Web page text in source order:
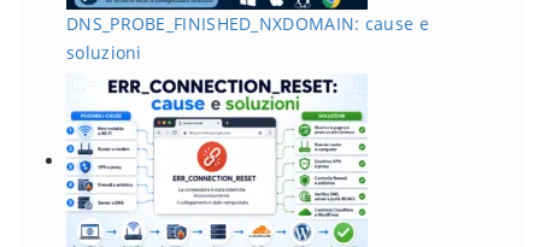
DNS_PROBE_FINISHED_NXDOMAIN: cause e
soluzioni